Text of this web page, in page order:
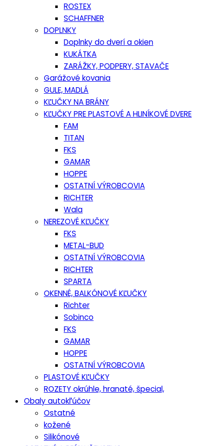
ROSTEX
SCHAFFNER
DOPLNKY
Doplnky do dverí a okien
KUKÁTKA
ZARÁŽKY, PODPERY, STAVAČE
Garážové kovania
GULE, MADLÁ
KĽUČKY NA BRÁNY
KĽUČKY PRE PLASTOVÉ A HLINÍKOVÉ DVERE
FAM
TITAN
FKS
GAMAR
HOPPE
OSTATNÍ VÝROBCOVIA
RICHTER
Wala
NEREZOVÉ KĽUČKY
FKS
METAL-BUD
OSTATNÍ VÝROBCOVIA
RICHTER
SPARTA
OKENNÉ, BALKÓNOVÉ KĽUČKY
Richter
Sobinco
FKS
GAMAR
HOPPE
OSTATNÍ VÝROBCOVIA
PLASTOVÉ KĽUČKY
ROZETY okrúhle, hranaté, špecial,
Obaly autokľúčov
Ostatné
kožené
Silikónové